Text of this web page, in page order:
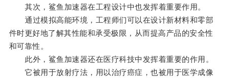
其次，鲨鱼加速器在工程设计中也发挥着重要作用。
通过模拟高能环境，工程师们可以在设计新材料和零部
件时更好地了解其性能和承受极限，从而提高产品的安全性
和可靠性。
此外，鲨鱼加速器还在医疗科技中发挥着重要的作用。
它被用于放射疗法，用以治疗癌症，也被用于医学成像